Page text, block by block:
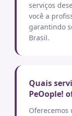
serviços
você a
garantindo
Brasil.
Quais
PeOople!
Oferecemos